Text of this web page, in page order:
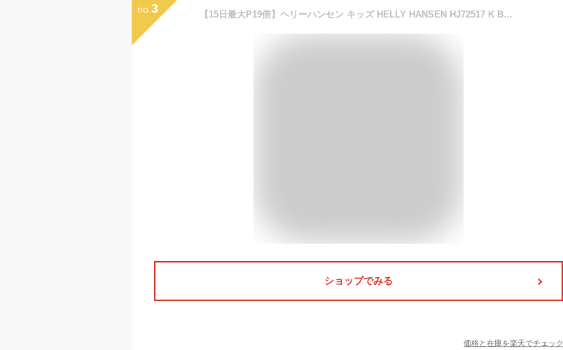
no. 3 【15日最大P19倍】ヘリーハンセン キッズ HELLY HANSEN HJ72517 K BASK SHORTS バスクショーツ ショートパンツ ビーチトランク 半ズボン 子供服 ジュニア ショートパンツ 水陸両用 撥水 ラッシュガード UVカット 水着 親子コーデ対応 メール便【SPS2603】
ショップでみる
価格と在庫を楽天でチェック